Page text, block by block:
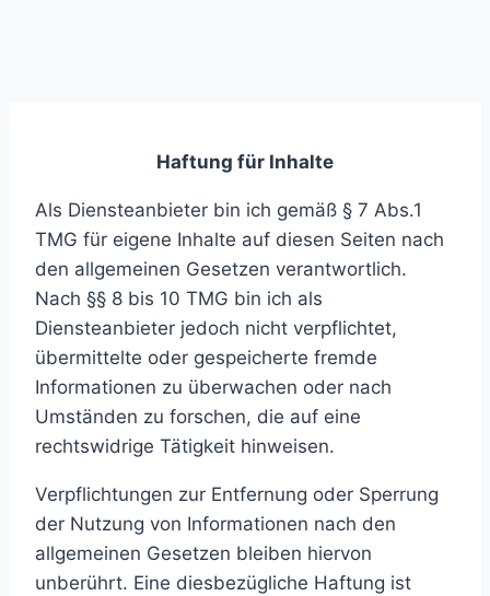
Haftung für Inhalte
Als Diensteanbieter bin ich gemäß § 7 Abs.1
TMG für eigene Inhalte auf diesen Seiten nach
den allgemeinen Gesetzen verantwortlich.
Nach §§ 8 bis 10 TMG bin ich als
Diensteanbieter jedoch nicht verpflichtet,
übermittelte oder gespeicherte fremde
Informationen zu überwachen oder nach
Umständen zu forschen, die auf eine
rechtswidrige Tätigkeit hinweisen.
Verpflichtungen zur Entfernung oder Sperrung
der Nutzung von Informationen nach den
allgemeinen Gesetzen bleiben hiervon
unberührt. Eine diesbezügliche Haftung ist